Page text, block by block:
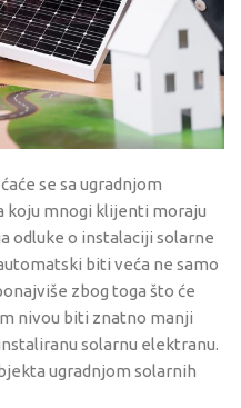
se sa ugradnjom
koju mnogi klijenti moraju
odluke o instalaciji solarne
biti veća ne samo
zbog toga što će
nivou biti znatno manji
solarnu elektranu.
ugradnjom solarnih